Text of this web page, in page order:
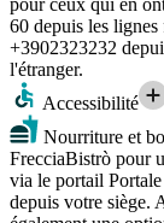
pour ceux qui en
60 depuis les
+3902323232
l'étranger.
Accessibilité
Nourriture et
FrecciaBistrò pour
via le portail
depuis votre siège.